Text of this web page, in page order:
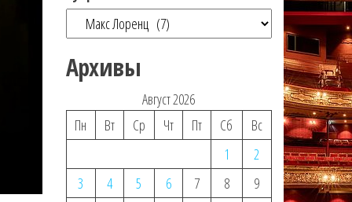
Архивы
Август 2026
Пн
Вт Ср Чт Пт Сб
Вс
1
2
3
4 5 6 7 8
9